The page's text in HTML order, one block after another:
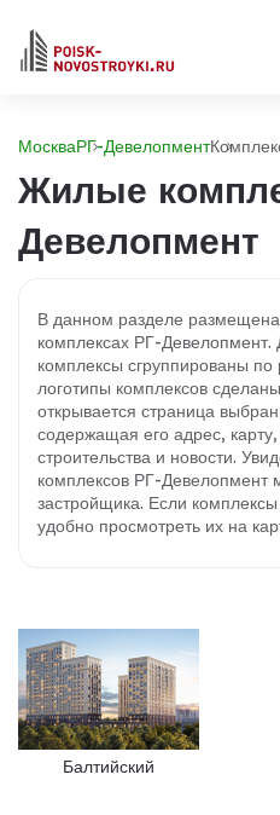
МоскваРГ-Девелопмент
Жилые
Девелопмент
В данном разделе
комплексах РГ-Девелопмент.
комплексы сгруппированы
логотипы комплексов
открывается страница
содержащая его адрес,
строительства и новости.
комплексов РГ-Девелопмент
застройщика. Если
удобно просмотреть их на
Балтийский